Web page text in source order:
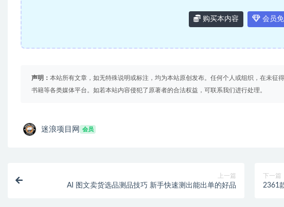
购买本内容 会员
声明： 本站所有文章，如无特殊说明或标注，均为本站原创发布。任何个人或组织，在未征
书籍等各类媒体平台。如若本站内容侵犯了原著者的合法权益，可联系我们进行处理。
迷浪项目网 会员
上一篇
AI 图文卖货选品测品技巧 新手快速测出能出单的好品
下一篇
2361